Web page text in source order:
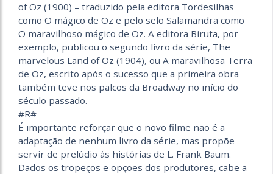
of Oz (1900) – traduzido pela editora Tordesilhas
como O mágico de Oz e pelo selo Salamandra como
O maravilhoso mágico de Oz. A editora Biruta, por
exemplo, publicou o segundo livro da série, The
marvelous Land of Oz (1904), ou A maravilhosa Terra
de Oz, escrito após o sucesso que a primeira obra
também teve nos palcos da Broadway no início do
século passado.
#R#
É importante reforçar que o novo filme não é a
adaptação de nenhum livro da série, mas propõe
servir de prelúdio às histórias de L. Frank Baum.
Dados os tropeços e opções dos produtores, cabe a